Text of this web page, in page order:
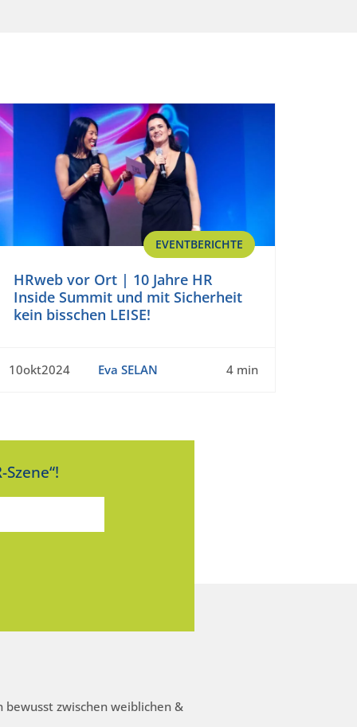
EVENTBERICHTE
HRweb vor Ort | 10 Jahre HR
Inside Summit und mit Sicherheit
kein bisschen LEISE!
10okt2024 Eva SELAN 4 min
zwischen weiblichen &